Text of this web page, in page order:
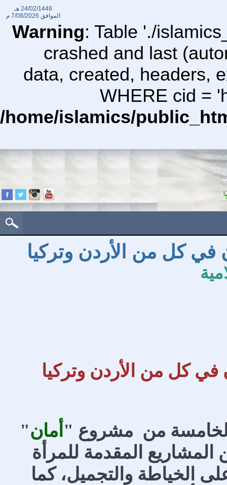
Warning: Table './
crashed and last
data, created, headers,
WHERE cid =
/home/islamics/
24/02/1448 هـ
الموافق 7/08/2026 م
الخامسة من مشروع " أمان"
المقدمة للمرأة
التدريب على الخياطة والتجميل، كما